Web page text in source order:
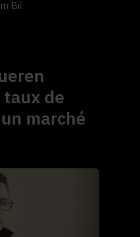
Bil
de
marché